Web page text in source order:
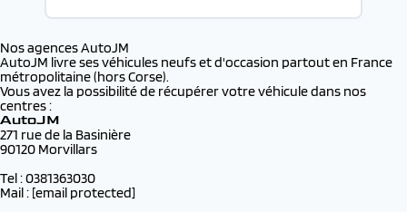
Nos agences AutoJM
AutoJM livre ses véhicules neufs et d'occasion partout en France
métropolitaine (hors Corse).
Vous avez la possibilité de récupérer votre véhicule dans nos
centres :
AutoJM
271 rue de la Basinière
90120 Morvillars
Tel : 0381363030
Mail : [email protected]